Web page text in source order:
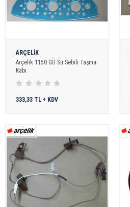
ARÇELİK
Arçelik 1150 GD Su Sebili Taşma
Kabı
333,33 TL + KDV